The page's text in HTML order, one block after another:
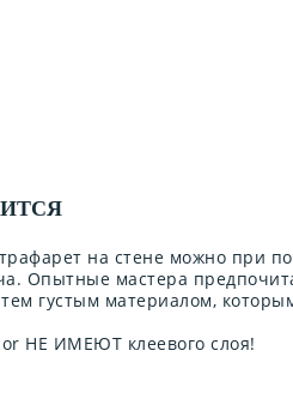
на стене можно при
Опытные мастера
густым материалом,
НЕ ИМЕЮТ клеевого слоя!